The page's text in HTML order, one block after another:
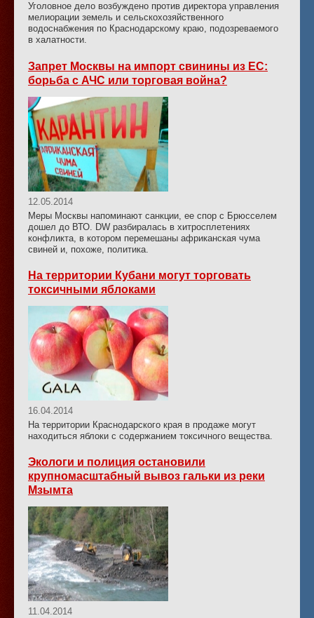
Уголовное дело возбуждено против директора управления
мелиорации земель и сельскохозяйственного
водоснабжения по Краснодарскому краю, подозреваемого
в халатности.
Запрет Москвы на импорт свинины из ЕС:
борьба с АЧС или торговая война?
12.05.2014
Меры Москвы напоминают санкции, ее спор с Брюсселем
дошел до ВТО. DW разбиралась в хитросплетениях
конфликта, в котором перемешаны африканская чума
свиней и, похоже, политика.
На территории Кубани могут торговать
токсичными яблоками
16.04.2014
На территории Краснодарского края в продаже могут
находиться яблоки с содержанием токсичного вещества.
Экологи и полиция остановили
крупномасштабный вывоз гальки из реки
Мзымта
11.04.2014